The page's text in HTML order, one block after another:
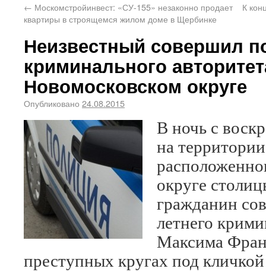
← Москомстройинвест: «СУ-155» незаконно продает
квартиры в строящемся жилом доме в Щербинке
К
Неизвестный совершил
криминального
Новомосковском округе
Опубликовано 24.08.2015
В ночь с
на
округе
гражданин
летнего
Максима
преступных кругах под